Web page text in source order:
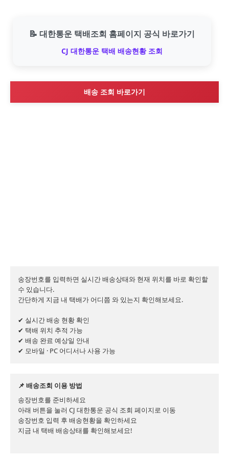
📝 대한통운 택배조회 홈페이지 공식 바로가기
CJ 대한통운 택배 배송현황 조회
배송 조회 바로가기
송장번호를 입력하면 실시간 배송상태와 현재 위치를 바로 확인할
수 있습니다.
간단하게 지금 내 택배가 어디쯤 와 있는지 확인해보세요.
✔ 실시간 배송 현황 확인
✔ 택배 위치 추적 가능
✔ 배송 완료 예상일 안내
✔ 모바일 · PC 어디서나 사용 가능
📌 배송조회 이용 방법
송장번호를 준비하세요
아래 버튼을 눌러 CJ 대한통운 공식 조회 페이지로 이동
송장번호 입력 후 배송현황을 확인하세요
지금 내 택배 배송상태를 확인해보세요!